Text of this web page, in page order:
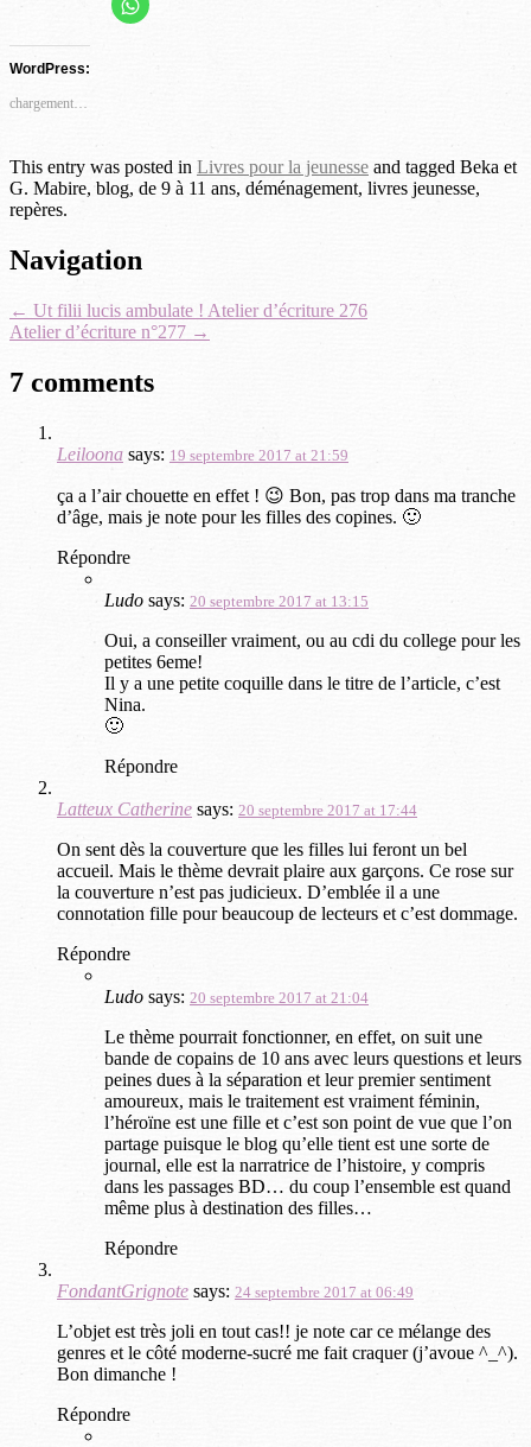
Cliquez
sur
Facebook(ouvre
nouvelle
fenêtre)
sur
Twitter(ouvre
nouvelle
fenêtre)
Cliquez
sur
Pinterest(ouvre
nouvelle
fenêtre)
Cliquez
nouvelle
fenêtre)
pour
WordPress:
chargement…
This entry was posted in Livres pour la jeunesse and tagged Beka et
G. Mabire, blog, de 9 à 11 ans, déménagement, livres jeunesse,
repères.
Post
Navigation
← Ut filii lucis ambulate ! Atelier d’écriture 276
Atelier d’écriture n°277 →
7 comments
Leiloona says: 19 septembre 2017 at 21:59
ça a l’air chouette en effet ! 😉 Bon, pas trop dans ma tranche
d’âge, mais je note pour les filles des copines. 🙂
Répondre
Ludo says: 20 septembre 2017 at 13:15
Oui, a conseiller vraiment, ou au cdi du college pour les
petites 6eme!
Il y a une petite coquille dans le titre de l’article, c’est
Nina.
🙂
Répondre
Latteux Catherine says: 20 septembre 2017 at 17:44
On sent dès la couverture que les filles lui feront un bel
accueil. Mais le thème devrait plaire aux garçons. Ce rose sur
la couverture n’est pas judicieux. D’emblée il a une
connotation fille pour beaucoup de lecteurs et c’est dommage.
Répondre
Ludo says: 20 septembre 2017 at 21:04
Le thème pourrait fonctionner, en effet, on suit une
bande de copains de 10 ans avec leurs questions et leurs
peines dues à la séparation et leur premier sentiment
amoureux, mais le traitement est vraiment féminin,
l’héroïne est une fille et c’est son point de vue que l’on
partage puisque le blog qu’elle tient est une sorte de
journal, elle est la narratrice de l’histoire, y compris
dans les passages BD… du coup l’ensemble est quand
même plus à destination des filles…
Répondre
FondantGrignote says: 24 septembre 2017 at 06:49
L’objet est très joli en tout cas!! je note car ce mélange des
genres et le côté moderne-sucré me fait craquer (j’avoue ^_^).
Bon dimanche !
Répondre